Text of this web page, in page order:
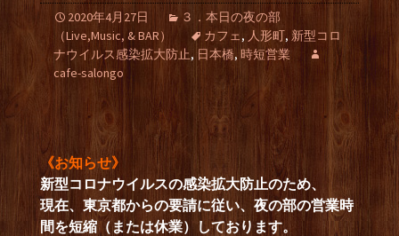
2020年4月27日
３．本日の夜の部
（Live,Music, & BAR）
カフェ, 人形町, 新型コロ
ナウイルス感染拡大防止, 日本橋, 時短営業
cafe-salongo
《お知らせ》
新型コロナウイルスの感染拡大防止のため、
現在、東京都からの要請に従い、夜の部の営業時
間を短縮（または休業）しております。